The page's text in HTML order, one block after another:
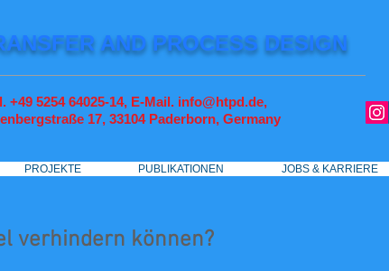
AND PROCESS DESIGN
+49 5254 64025-14, E-Mail. info@htpd.de,
17, 33104 Paderborn, Germany
PROJEKTE PUBLIKATIONEN JOBS & KARRIERE
verhindern können?
PROJEKTE PUBLIKATIONEN JOBS & KARRIERE